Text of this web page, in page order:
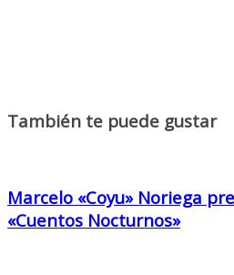
También te puede gustar
Marcelo «Coyu» Noriega
«Cuentos Nocturnos»